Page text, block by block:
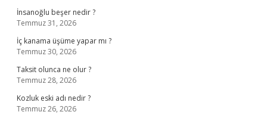
İnsanoğlu beşer nedir ?
Temmuz 31, 2026
İç kanama üşüme yapar mı ?
Temmuz 30, 2026
Taksit olunca ne olur ?
Temmuz 28, 2026
Kozluk eski adı nedir ?
Temmuz 26, 2026